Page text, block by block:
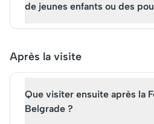
de jeunes enfants ou des
Après la visite
Que visiter ensuite après la
Belgrade ?